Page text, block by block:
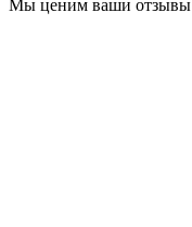
Мы ценим ваши отзывы